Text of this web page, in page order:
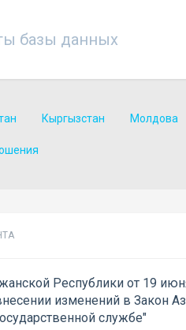
базы данных
Кыргызстан Молдова
Республики от 19
изменений в Закон
службе"